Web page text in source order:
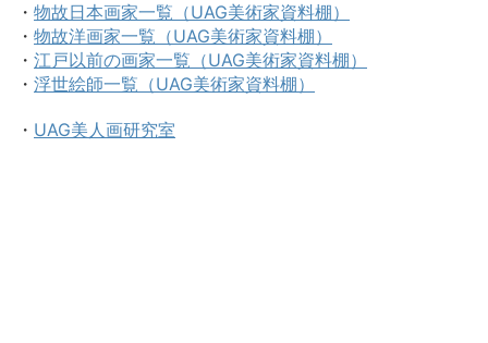
・ 物故日本画家一覧（UAG美術家資料棚）
・ 物故洋画家一覧（UAG美術家資料棚）
・ 江戸以前の画家一覧（UAG美術家資料棚）
・ 浮世絵師一覧（UAG美術家資料棚）
・ UAG美人画研究室